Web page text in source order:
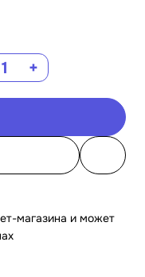
+
магазина и может